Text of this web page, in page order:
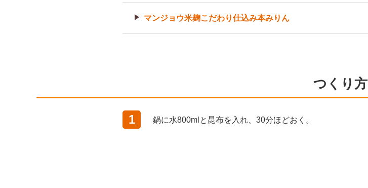
マンジョウ米麹こだわり仕込み本みりん
つくり方
1 鍋に水800mlと昆布を入れ、30分ほどおく。